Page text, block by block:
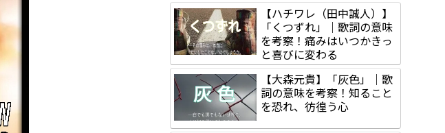
【ハチワレ（田中誠人）】
「くつずれ」｜歌詞の意味
を考察！痛みはいつかきっ
と喜びに変わる
【大森元貴】「灰色」｜歌
詞の意味を考察！知ること
を恐れ、彷徨う心